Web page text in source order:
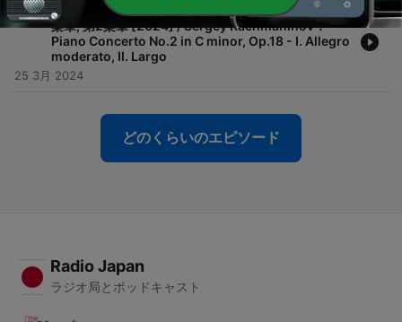
247 - ラフマニノフ：ピアノ協奏曲第2番 ハ短調 Op.18 第1
楽章, 第2楽章 [2024] / Sergey Rachmaninov：
Piano Concerto No.2 in C minor, Op.18 - I. Allegro
moderato, II. Largo
25 3月 2024
どのくらいのエピソード
Radio Japan
ラジオ局とポッドキャスト